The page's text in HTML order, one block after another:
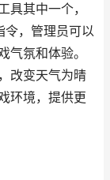
具其中一个，
，管理员可以
气氛和体验。
改变天气为晴
环境，提供更